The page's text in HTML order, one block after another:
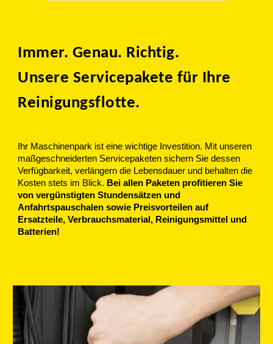
Immer. Genau. Richtig.
Unsere Servicepakete für Ihre
Reinigungsflotte.
Ihr Maschinenpark ist eine wichtige Investition. Mit unseren
maßgeschneiderten Servicepaketen sichern Sie dessen
Verfügbarkeit, verlängern die Lebensdauer und behalten die
Kosten stets im Blick. Bei allen Paketen profitieren Sie
von vergünstigten Stundensätzen und
Anfahrtspauschalen sowie Preisvorteilen auf
Ersatzteile, Verbrauchsmaterial, Reinigungsmittel und
Batterien!